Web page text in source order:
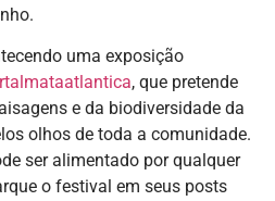
uma exposição
, que pretende
e da biodiversidade da
olhos de toda a comunidade.
ser alimentado por qualquer
o festival em seus posts